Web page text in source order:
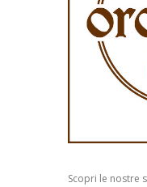
Scopri le nostre